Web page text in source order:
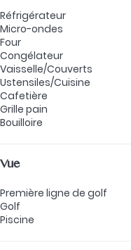
Réfrigérateur
Micro-ondes
Four
Congélateur
Vaisselle/Couverts
Ustensiles/Cuisine
Cafetière
Grille pain
Bouilloire
Vue
Première ligne de golf
Golf
Piscine